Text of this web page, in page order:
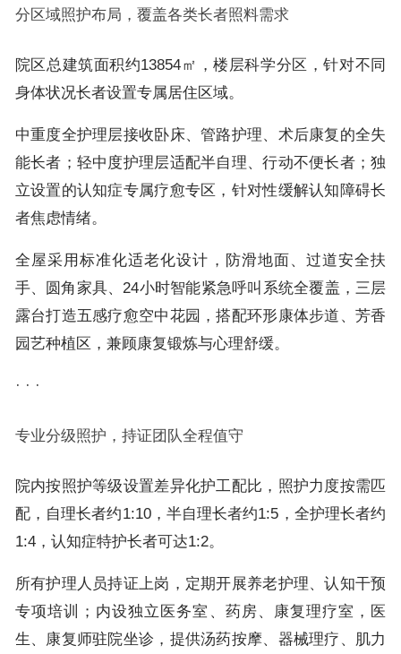
分区域照护布局，覆盖各类长者照料需求
院区总建筑面积约13854㎡，楼层科学分区，针对不同
身体状况长者设置专属居住区域。
中重度全护理层接收卧床、管路护理、术后康复的全失
能长者；轻中度护理层适配半自理、行动不便长者；独
立设置的认知症专属疗愈专区，针对性缓解认知障碍长
者焦虑情绪。
全屋采用标准化适老化设计，防滑地面、过道安全扶
手、圆角家具、24小时智能紧急呼叫系统全覆盖，三层
露台打造五感疗愈空中花园，搭配环形康体步道、芳香
园艺种植区，兼顾康复锻炼与心理舒缓。
· · ·
专业分级照护，持证团队全程值守
院内按照护等级设置差异化护工配比，照护力度按需匹
配，自理长者约1:10，半自理长者约1:5，全护理长者约
1:4，认知症特护长者可达1:2。
所有护理人员持证上岗，定期开展养老护理、认知干预
专项培训；内设独立医务室、药房、康复理疗室，医
生、康复师驻院坐诊，提供汤药按摩、器械理疗、肌力